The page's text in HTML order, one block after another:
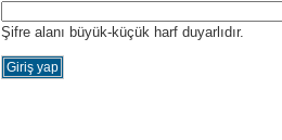
Şifre alanı büyük-küçük harf duyarlıdır.